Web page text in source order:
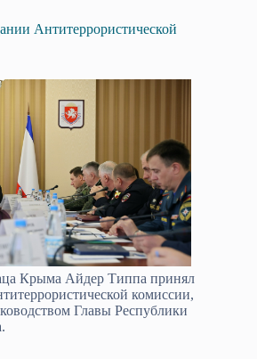
Антитеррористической
Крыма Айдер Типпа принял
комиссии,
Главы Республики